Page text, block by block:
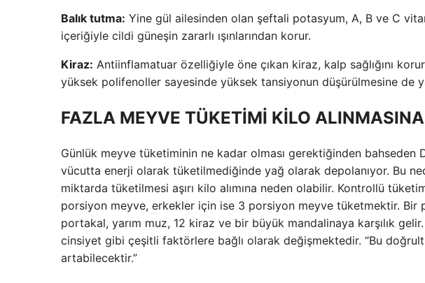
Balık tutma: Yine gül ailesinden olan şeftali potasyum, A, B ve C
içeriğiyle cildi güneşin zararlı ışınlarından korur.
Kiraz: Antiinflamatuar özelliğiyle öne çıkan kiraz, kalp sağlığını
yüksek polifenoller sayesinde yüksek tansiyonun düşürülmesine de
FAZLA MEYVE TÜKETİMİ KİLO
Günlük meyve tüketiminin ne kadar olması gerektiğinden bahseden
vücutta enerji olarak tüketilmediğinde yağ olarak depolanıyor. Bu
miktarda tüketilmesi aşırı kilo alımına neden olabilir. Kontrollü
porsiyon meyve, erkekler için ise 3 porsiyon meyve tüketmektir.
portakal, yarım muz, 12 kiraz ve bir büyük mandalinaya karşılık
cinsiyet gibi çeşitli faktörlere bağlı olarak değişmektedir. “Bu
artabilecektir.”